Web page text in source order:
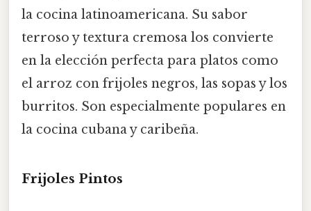
la cocina latinoamericana. Su sabor
terroso y textura cremosa los convierte
en la elección perfecta para platos como
el arroz con frijoles negros, las sopas y los
burritos. Son especialmente populares en
la cocina cubana y caribeña.
Frijoles Pintos